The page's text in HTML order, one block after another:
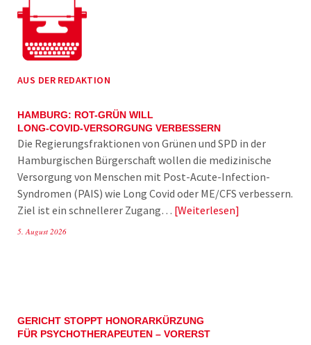
AUS DER REDAKTION
HAMBURG: ROT-GRÜN WILL
LONG-COVID-VERSORGUNG VERBESSERN
Die Regierungsfraktionen von Grünen und SPD in der
Hamburgischen Bürgerschaft wollen die medizinische
Versorgung von Menschen mit Post-Acute-Infection-
Syndromen (PAIS) wie Long Covid oder ME/CFS verbessern.
Ziel ist ein schnellerer Zugang… Weiterlesen
5. August 2026
GERICHT STOPPT HONORARKÜRZUNG
FÜR PSYCHOTHERAPEUTEN – VORERST